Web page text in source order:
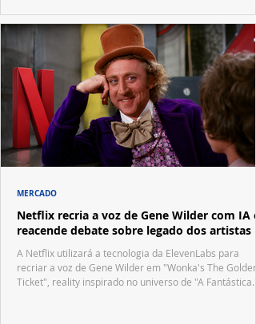
Netflix recria a voz de Gene Wilder com IA e
reacende debate sobre legado dos artistas
A Netflix utilizará a tecnologia da ElevenLabs para
recriar a voz de Gene Wilder em "Wonka's The Golden
Ticket", reality inspirado no universo de "A Fantástica
MERCADO